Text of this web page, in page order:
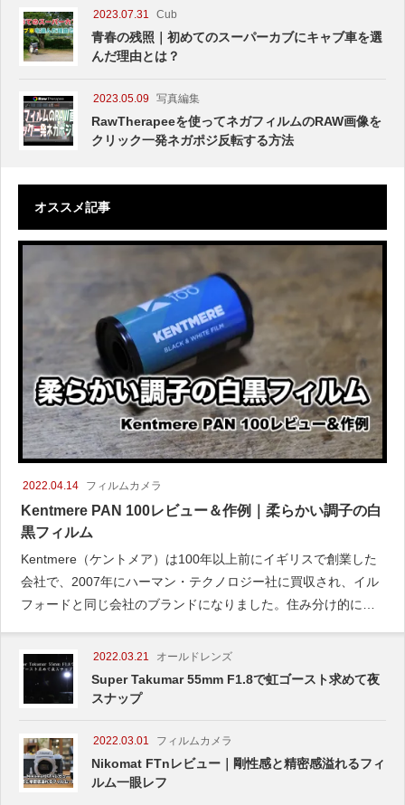
2023.07.31 Cub
青春の残照｜初めてのスーパーカブにキャブ車を選
んだ理由とは？
2023.05.09 写真編集
RawTherapeeを使ってネガフィルムのRAW画像を
クリック一発ネガポジ反転する方法
オススメ記事
2022.04.14 フィルムカメラ
Kentmere PAN 100レビュー＆作例｜柔らかい調子の白
黒フィルム
Kentmere（ケントメア）は100年以上前にイギリスで創業した
会社で、2007年にハーマン・テクノロジー社に買収され、イル
フォードと同じ会社のブランドになりました。住み分け的には
2022.03.21 オールドレンズ
Super Takumar 55mm F1.8で虹ゴースト求めて夜
スナップ
2022.03.01 フィルムカメラ
Nikomat FTnレビュー｜剛性感と精密感溢れるフィ
ルム一眼レフ